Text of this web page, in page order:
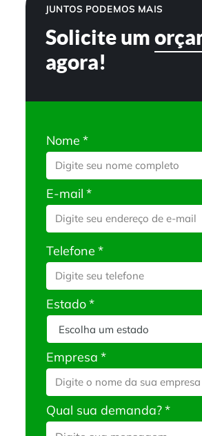
JUNTOS PODEMOS MAIS
Solicite um
agora!
Nome *
E-mail *
Telefone *
Estado*
Empresa *
Qual sua demanda?*